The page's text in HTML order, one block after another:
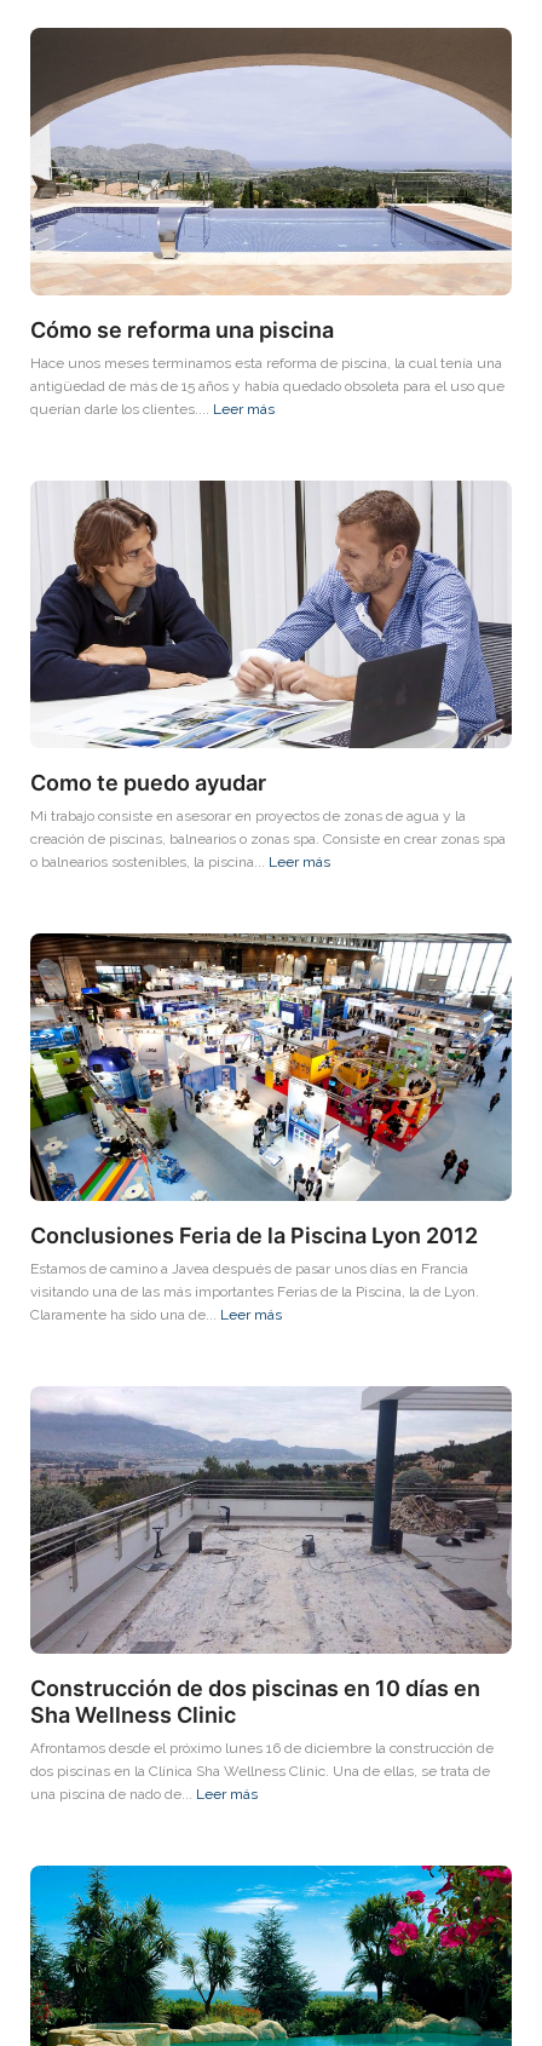
Cómo se reforma una piscina
Hace unos meses terminamos esta reforma de piscina, la cual tenía una
antigüedad de más de 15 años y había quedado obsoleta para el uso que
querían darle los clientes.... Leer más
Como te puedo ayudar
Mi trabajo consiste en asesorar en proyectos de zonas de agua y la
creación de piscinas, balnearios o zonas spa. Consiste en crear zonas spa
o balnearios sostenibles, la piscina... Leer más
Conclusiones Feria de la Piscina Lyon 2012
Estamos de camino a Javea después de pasar unos días en Francia
visitando una de las más importantes Ferias de la Piscina, la de Lyon.
Claramente ha sido una de... Leer más
Construcción de dos piscinas en 10 días en
Sha Wellness Clinic
Afrontamos desde el próximo lunes 16 de diciembre la construcción de
dos piscinas en la Clínica Sha Wellness Clinic. Una de ellas, se trata de
una piscina de nado de... Leer más